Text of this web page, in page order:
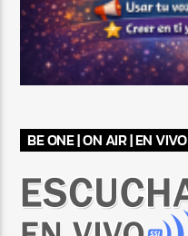
BE ONE | ON AIR | EN VIVO